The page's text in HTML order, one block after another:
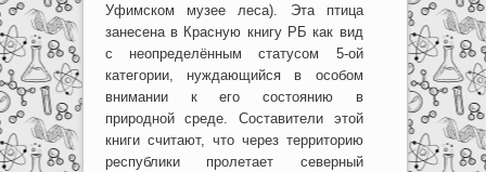
Уфимском музее леса). Эта птица
занесена в Красную книгу РБ как вид
с неопределённым статусом 5-ой
категории, нуждающийся в особом
внимании к его состоянию в
природной среде. Составители этой
книги считают, что через территорию
республики пролетает северный